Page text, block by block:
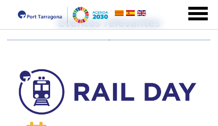
Eventos relevantes